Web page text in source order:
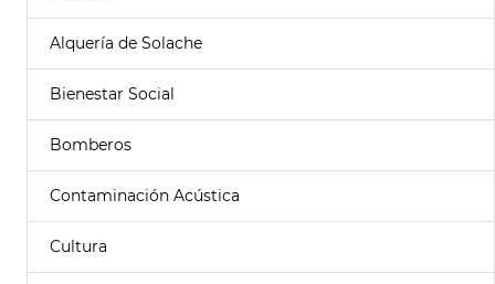
Alquería de Solache
Bienestar Social
Bomberos
Contaminación Acústica
Cultura